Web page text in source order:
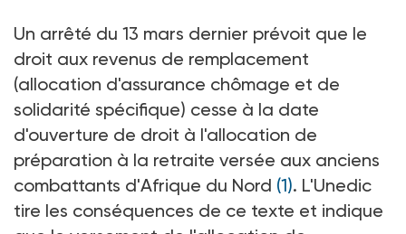
Un arrêté du 13 mars dernier prévoit que le
droit aux revenus de remplacement
(allocation d'assurance chômage et de
solidarité spécifique) cesse à la date
d'ouverture de droit à l'allocation de
préparation à la retraite versée aux anciens
combattants d'Afrique du Nord (1). L'Unedic
tire les conséquences de ce texte et indique